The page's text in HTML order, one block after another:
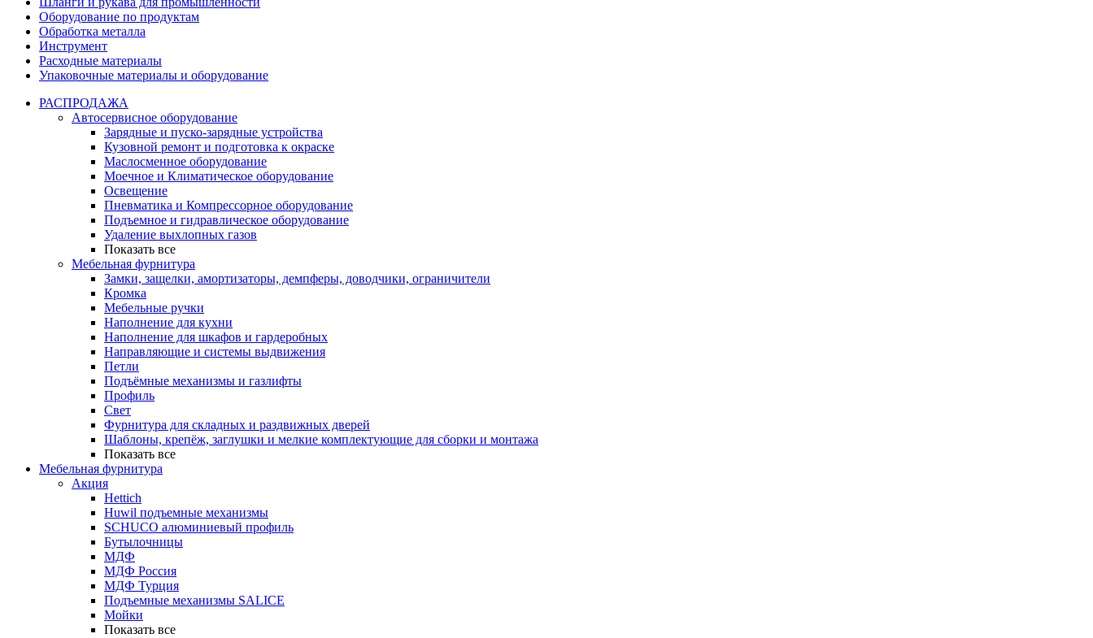
Оборудование по продуктам
Обработка металла
Инструмент
Расходные материалы
Упаковочные материалы и оборудование
РАСПРОДАЖА
Автосервисное оборудование
Зарядные и пуско-зарядные устройства
Кузовной ремонт и подготовка к окраске
Маслосменное оборудование
Моечное и Климатическое оборудование
Освещение
Пневматика и Компрессорное оборудование
Подъемное и гидравлическое оборудование
Удаление выхлопных газов
Показать все
Мебельная фурнитура
Замки, защелки, амортизаторы, демпферы, доводчики, ограничители
Кромка
Мебельные ручки
Наполнение для кухни
Наполнение для шкафов и гардеробных
Направляющие и системы выдвижения
Петли
Подъёмные механизмы и газлифты
Профиль
Свет
Фурнитура для складных и раздвижных дверей
Шаблоны, крепёж, заглушки и мелкие комплектующие для сборки и монтажа
Показать все
Мебельная фурнитура
Акция
Hettich
Huwil подъемные механизмы
SCHUCO алюминиевый профиль
Бутылочницы
МДФ
МДФ Россия
МДФ Турция
Подъемные механизмы SALICE
Мойки
Показать все